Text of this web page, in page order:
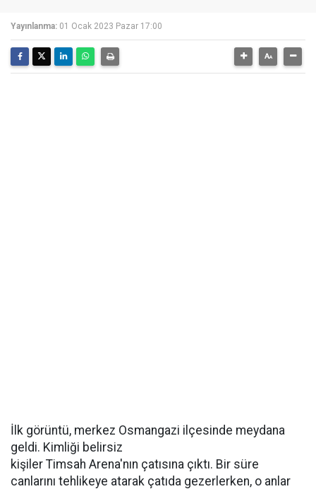
Yayınlanma: 01 Ocak 2023 Pazar 17:00
İlk görüntü, merkez Osmangazi ilçesinde meydana
geldi. Kimliği belirsiz
kişiler Timsah Arena'nın çatısına çıktı. Bir süre
canlarını tehlikeye atarak çatıda gezerlerken, o anlar